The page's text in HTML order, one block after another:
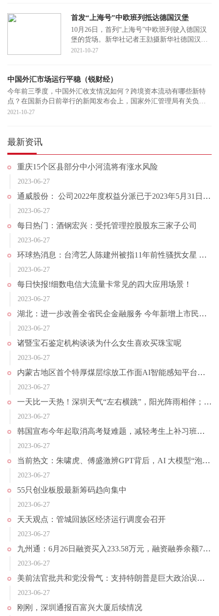
首发“上海号”中欧班列抵达德国汉堡
10月26日，首列“上海号”中欧班列驶入德国汉
堡的货场。新华社记者王勍摄新华社德国汉堡
10月26日电（记者朱晟 张远）德国汉堡26日举
2021-10-27
中国外汇市场运行平稳（锐财经）
今年前三季度，中国外汇收支情况如何？跨境资本流动有哪些新特
点？在国新办日前举行的新闻发布会上，国家外汇管理局有关负责
人介绍了相关情
2021-10-27
最新资讯
重庆15个区县部分中小河流将有涨水风险
2023-06-27
通威股份： 公司2022年度权益分派已于2023年5月31日完成实施
2023-06-27
每日热门：酒钢宏兴：受托管理控股股东三家子公司
2023-06-27
环球热消息：台湾艺人陈建州被指11年前性骚扰女星 发声明否认全部指控
2023-06-27
每日快报!细数电信大流量卡常见的四大应用场景！
2023-06-27
湖北：进一步改善全省民企金融服务 今年新增上市民企10家以上
2023-06-27
诸暨宝石鉴定机构谈谈为什么女生喜欢买珠宝呢
2023-06-27
内蒙古地区首个特厚煤层综放工作面AI智能感知平台上线运行 助力煤矿安全生产|天天快资讯
2023-06-27
一天比一天热！深圳天气“左右横跳”，阳光阵雨相伴；华北40℃高温再上线，局地气温或破极值 环球热消息
2023-06-27
韩国宣布今年起取消高考疑难题，减轻考生上补习班的负担，因政策发布距高考时间太近引发争议|消息
2023-06-27
当前热文：朱啸虎、傅盛激辨GPT背后，AI 大模型“泡沫”要破了？
2023-06-27
55只创业板股最新筹码趋向集中
2023-06-27
天天观点：管城回族区经济运行调度会召开
2023-06-27
九州通：6月26日融资买入233.58万元，融资融券余额7.79亿元
2023-06-27
美前法官批共和党没骨气：支持特朗普是巨大政治误判 等于自我毁灭 当前观察
2023-06-27
刚刚，深圳通报百富兴大厦后续情况